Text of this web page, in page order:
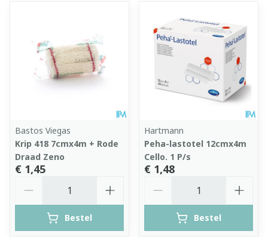
Bastos Viegas
Krip 418 7cmx4m + Rode
Draad Zeno
€ 1,45
Bestel
Hartmann
Peha-lastotel 12cmx4m
Cello. 1 P/s
€ 1,48
Bestel